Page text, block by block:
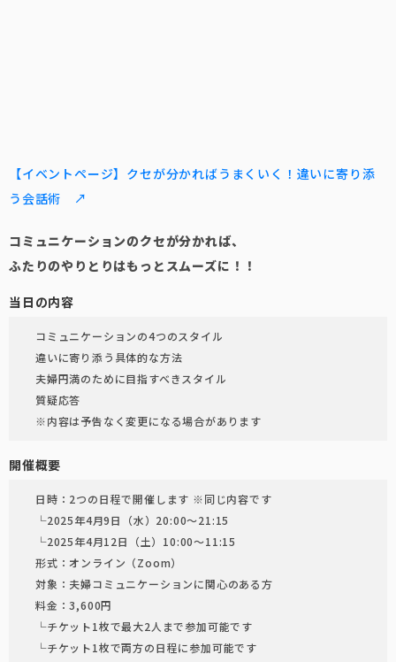
【イベントページ】クセが分かればうまくいく！違いに寄り添
う会話術 ↗
コミュニケーションのクセが分かれば、
ふたりのやりとりはもっとスムーズに！！
当日の内容
コミュニケーションの4つのスタイル
違いに寄り添う具体的な方法
夫婦円満のために目指すべきスタイル
質疑応答
※内容は予告なく変更になる場合があります
開催概要
日時：2つの日程で開催します ※同じ内容です
└2025年4月9日（水）20:00〜21:15
└2025年4月12日（土）10:00〜11:15
形式：オンライン（Zoom）
対象：夫婦コミュニケーションに関心のある方
料金：3,600円
└チケット1枚で最大2人まで参加可能です
└チケット1枚で両方の日程に参加可能です